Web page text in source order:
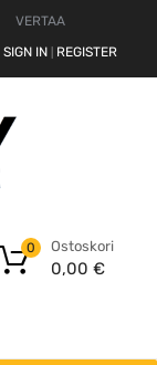
VERTAA
SIGN IN REGISTER
Ostoskori
0,00 €
0